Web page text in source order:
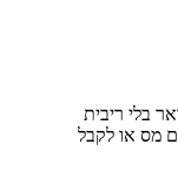
בלי ריבית
מס או לקבל